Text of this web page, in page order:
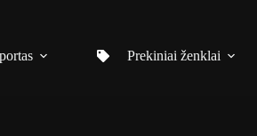
Prekiniai ženklai